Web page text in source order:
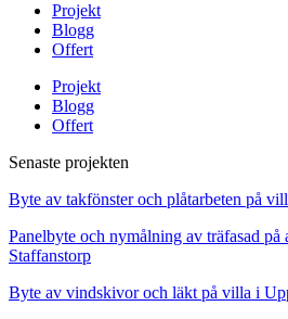
Projekt
Blogg
Offert
Projekt
Blogg
Offert
Senaste projekten
Byte av takfönster och plåtarbeten på
Panelbyte och nymålning av träfasad på
Staffanstorp
Byte av vindskivor och läkt på villa i